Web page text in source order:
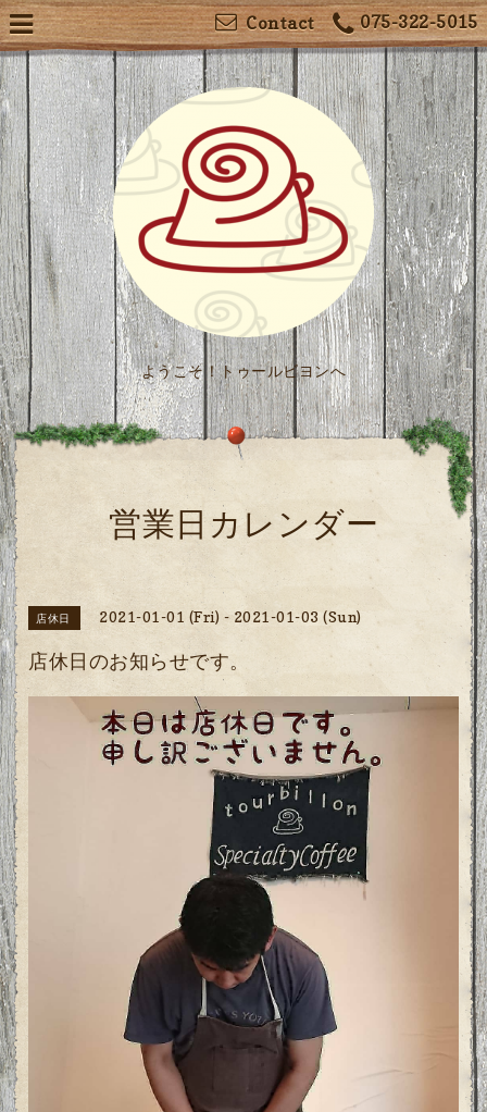
075-322-5015
Contact
ようこそ！トゥールビヨンへ
営業日カレンダー
店休日 2021-01-01 (Fri) - 2021-01-03 (Sun)
店休日のお知らせです。